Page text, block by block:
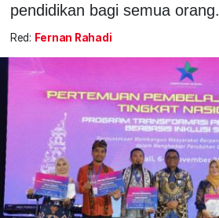
pendidikan bagi semua orang.
Red: Fernan Rahadi